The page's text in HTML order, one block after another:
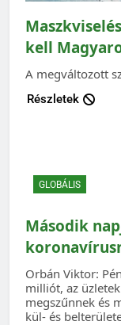
kell
A megváltozott
Részletek
GLOBÁLIS
Második
Orbán Viktor:
milliót, az
megszűnnek és
kül- és